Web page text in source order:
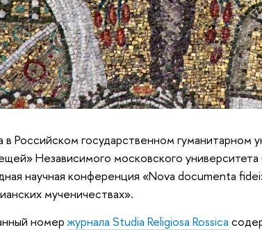
в Российском государственном гуманитарном
Независимого московского
научная конференция «Nova documenta
мученичествах».
номержурнала Studia Religiosa Rossica